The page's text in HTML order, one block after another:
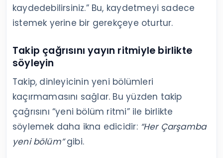
kaydedebilirsiniz.” Bu, kaydetmeyi sadece
istemek yerine bir gerekçeye oturtur.
Takip çağrısını yayın ritmiyle birlikte
söyleyin
Takip, dinleyicinin yeni bölümleri
kaçırmamasını sağlar. Bu yüzden takip
çağrısını “yeni bölüm ritmi” ile birlikte
söylemek daha ikna edicidir: “Her Çarşamba
yeni bölüm”gibi.